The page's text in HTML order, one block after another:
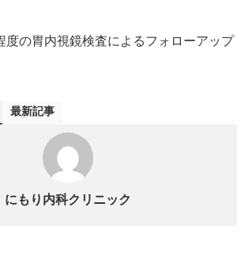
度の胃内視鏡検査によるフォローアップ
最新記事
にもり内科クリニック